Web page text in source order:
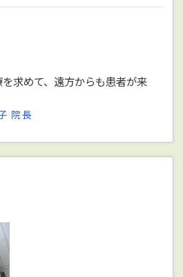
求めて、遠方からも患者が来
院長